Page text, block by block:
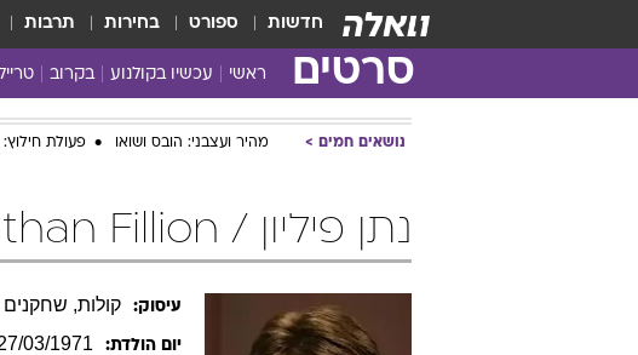
חדשות ספורט בחירות תרבות
סרטים ראשי עכשיו בקולנוע בקרוב
נושאים חמים מהיר ועצבני: הובס ושואו פעולת חילוץ:
נתן פיליון / Nathan Fillion
עיסוק: קולות, שחקנים
יום הולדת: 03/1971